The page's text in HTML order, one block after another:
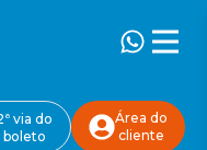
via do
boleto
Área do
cliente